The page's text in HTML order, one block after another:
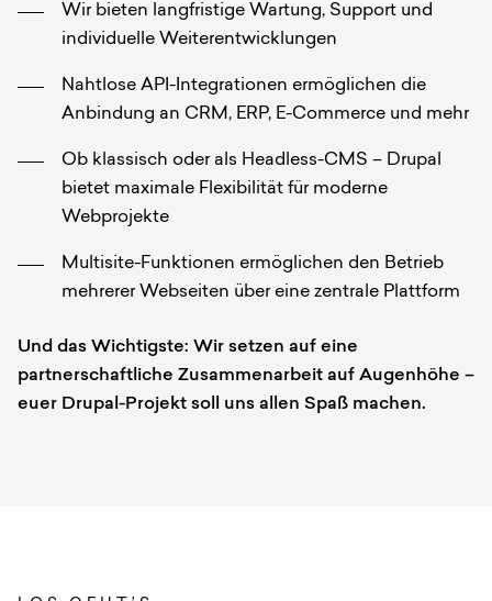
Wir bieten langfristige Wartung, Support und
individuelle Weiterentwicklungen
Nahtlose API-Integrationen ermöglichen die
Anbindung an CRM, ERP, E-Commerce und mehr
Ob klassisch oder als Headless-CMS – Drupal
bietet maximale Flexibilität für moderne
Webprojekte
Multisite-Funktionen ermöglichen den Betrieb
mehrerer Webseiten über eine zentrale Plattform
Und das Wichtigste: Wir setzen auf eine
partnerschaftliche Zusammenarbeit auf Augenhöhe –
euer Drupal-Projekt soll uns allen Spaß machen.